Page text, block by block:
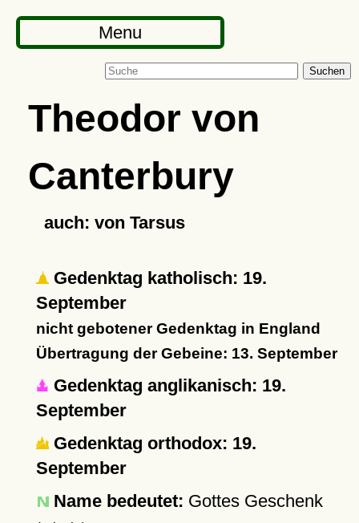
Menu
Suchen
Theodor von
Canterbury
auch: von Tarsus
Gedenktag katholisch: 19.
September
nicht gebotener Gedenktag in England
Übertragung der Gebeine: 13. September
Gedenktag anglikanisch: 19.
September
Gedenktag orthodox: 19.
September
Name bedeutet: Gottes Geschenk